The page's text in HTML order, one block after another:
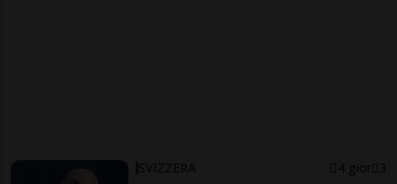
SVIZZERA 4 gior 3